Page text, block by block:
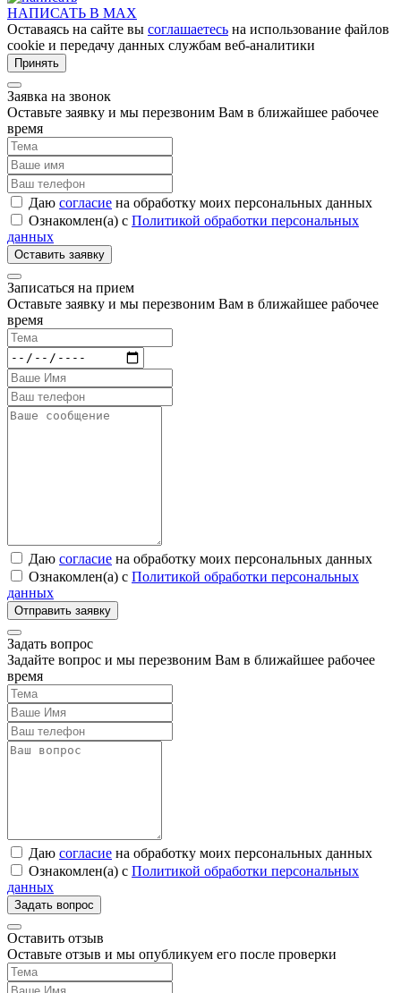
НАПИСАТЬ В MAX
Оставаясь на сайте вы соглашаетесь на использование файлов
cookie и передачу данных службам веб-аналитики
Принять
Заявка на звонок
Оставьте заявку и мы перезвоним Вам в ближайшее рабочее
время
Даю согласие на обработку моих персональных данных
Ознакомлен(а) с Политикой обработки персональных
данных
Записаться на прием
Оставьте заявку и мы перезвоним Вам в ближайшее рабочее
время
Даю согласие на обработку моих персональных данных
Ознакомлен(а) с Политикой обработки персональных
данных
Задать вопрос
Задайте вопрос и мы перезвоним Вам в ближайшее рабочее
время
Даю согласие на обработку моих персональных данных
Ознакомлен(а) с Политикой обработки персональных
данных
Оставить отзыв
Оставьте отзыв и мы опубликуем его после проверки